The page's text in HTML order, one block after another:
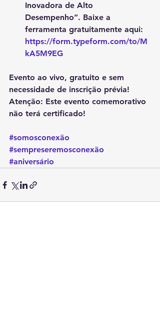
Inovadora de Alto
Desempenho”. Baixe a
ferramenta gratuitamente aqui:
https://form.typeform.com/to/M
kA5M9EG
Evento ao vivo, gratuito e sem
necessidade de inscrição prévia!
Atenção: Este evento comemorativo
não terá certificado!
#somosconexão
#sempreseremosconexão
#aniversário